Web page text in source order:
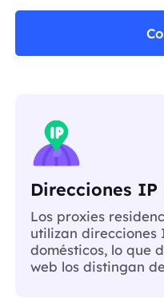
Direcciones IP
Los proxies
utilizan direcciones
domésticos, lo que
web los distingan